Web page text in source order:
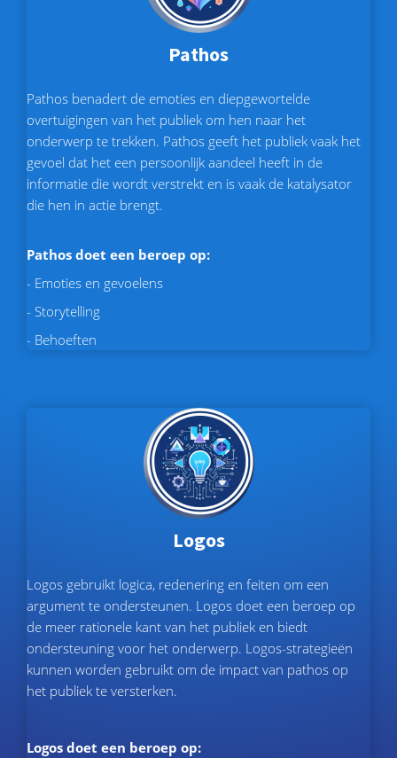
Pathos
Pathos benadert de emoties en diepgewortelde
overtuigingen van het publiek om hen naar het
onderwerp te trekken. Pathos geeft het publiek vaak het
gevoel dat het een persoonlijk aandeel heeft in de
informatie die wordt verstrekt en is vaak de katalysator
die hen in actie brengt.
Pathos doet een beroep op:
- Emoties en gevoelens
- Storytelling
- Behoeften
Logos
Logos gebruikt logica, redenering en feiten om een
argument te ondersteunen. Logos doet een beroep op
de meer rationele kant van het publiek en biedt
ondersteuning voor het onderwerp. Logos-strategieën
kunnen worden gebruikt om de impact van pathos op
het publiek te versterken.
Logos doet een beroep op: